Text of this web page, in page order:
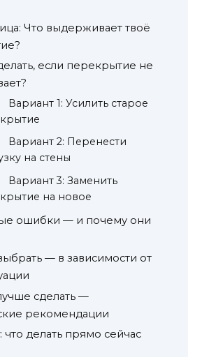
Что выдерживает твоё
если перекрытие не
Вариант 1: Усилить старое
Вариант 2: Перенести
на стены
Вариант 3: Заменить
на новое
ошибки — и почему они
— в зависимости от
сделать —
рекомендации
что делать прямо сейчас